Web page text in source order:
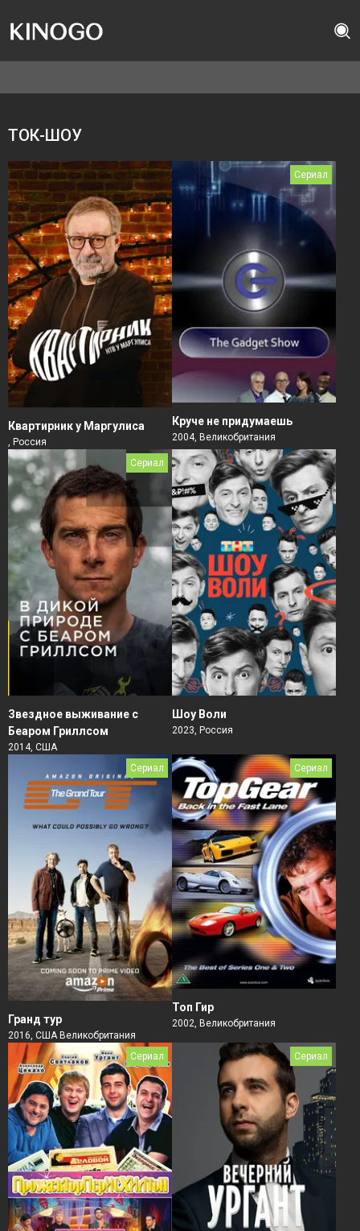
ТОК-ШОУ
Квартирник у Маргулиса
, Россия
Сериал
Круче не придумаешь
2004, Великобритания
Сериал
Звездное выживание с
Беаром Гриллсом
2014, США
Шоу Воли
2023, Россия
Сериал
Гранд тур
2016, США Великобритания
Сериал
Топ Гир
2002, Великобритания
Сериал Сериал